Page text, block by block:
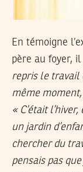
En témoigne
père au foyer,
repris le travail
même
« C’était
un jardin
chercher du
pensais pas